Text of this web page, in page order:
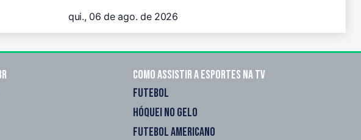
qui., 06 de ago. de 2026
Como assistir a esportes na TV
FUTEBOL
HÓQUEI NO GELO
FUTEBOL AMERICANO